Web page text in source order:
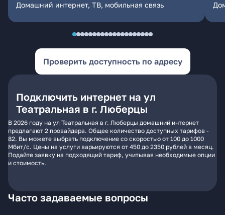
Домашний интернет, ТВ, мобильная связь
Проверить доступность по адресу
Подключить интернет на ул
Театральная в г. Люберцы
В 2026 году на ул Театральная в г. Люберцы домашний интернет
предлагают 2 провайдера. Общее количество доступных тарифов -
82. Вы можете выбрать подключение со скоростью от 100 до 1000
Мбит/с. Цены на услуги варьируются от 450 до 2350 рублей в месяц.
Подайте заявку на подходящий тариф, учитывая необходимые опции
и стоимость.
Часто задаваемые вопросы